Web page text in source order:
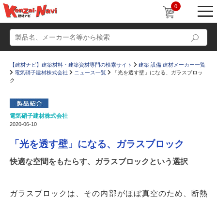
0
動画
かたなび コラム
すまいリング
お気に入り
【建材ナビ】建築材料・建築資材専門の検索サイト
建築 設備 建材メーカー一覧
電気硝子建材株式会社
ニュース一覧
「光を透す壁」になる、ガラスブロッ
ク
電気硝子建材株式会社
2020-06-10
「光を透す壁」になる、ガラスブロック
快適な空間をもたらす、ガラスブロックという選択
ガラスブロックは、その内部がほぼ真空のため、断熱